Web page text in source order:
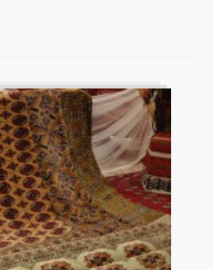
УСЛУГИ
ДАННЫЕ